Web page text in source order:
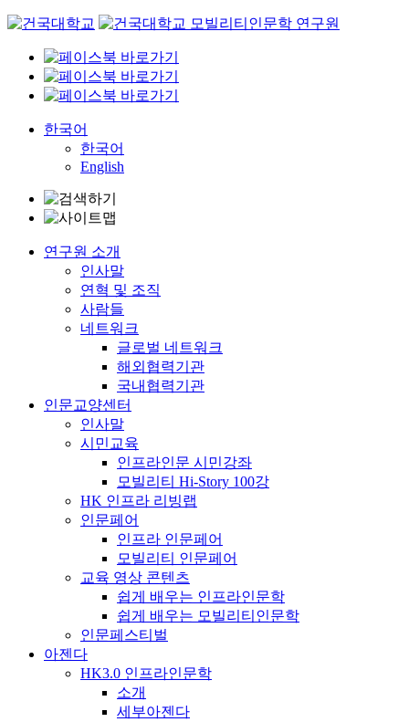
Skip
content
한국어
한국어
English
연구원 소개
인사말
연혁 및 조직
사람들
네트워크
글로벌 네트워크
해외협력기관
국내협력기관
인문교양센터
인사말
시민교육
인프라인문 시민강좌
모빌리티 Hi-Story 100강
HK 인프라 리빙랩
인문페어
인프라 인문페어
모빌리티 인문페어
교육 영상 콘텐츠
쉽게 배우는 인프라인문학
쉽게 배우는 모빌리티인문학
인문페스티벌
아젠다
HK3.0 인프라인문학
소개
세부아젠다